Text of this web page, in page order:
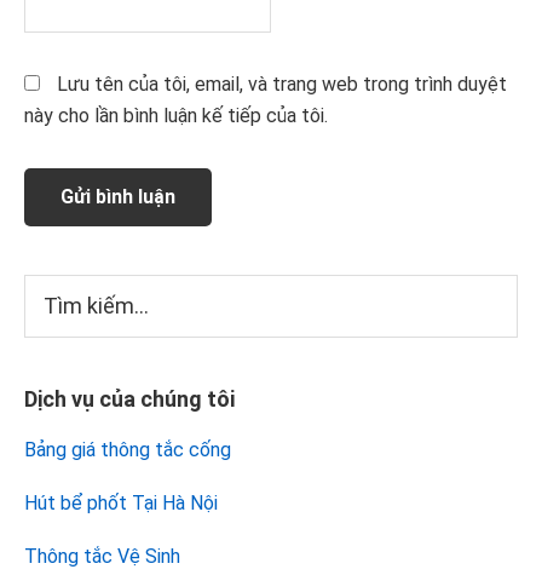
Lưu tên của tôi, email, và trang web trong trình duyệt
này cho lần bình luận kế tiếp của tôi.
Sidebar
chính
kiếm...
Dịch vụ của chúng tôi
Bảng giá thông tắc cống
Hút bể phốt Tại Hà Nội
Thông tắc Vệ Sinh